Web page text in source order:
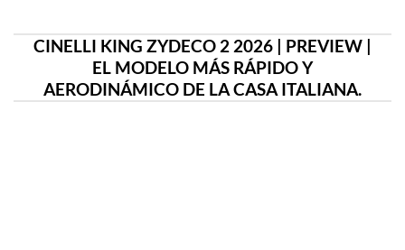
CINELLI KING ZYDECO 2 2026 | PREVIEW |
EL MODELO MÁS RÁPIDO Y
AERODINÁMICO DE LA CASA ITALIANA.